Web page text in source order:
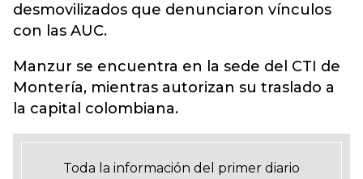
desmovilizados que denunciaron vínculos
con las AUC.
Manzur se encuentra en la sede del CTI de
Montería, mientras autorizan su traslado a
la capital colombiana.
Toda la información del primer diario